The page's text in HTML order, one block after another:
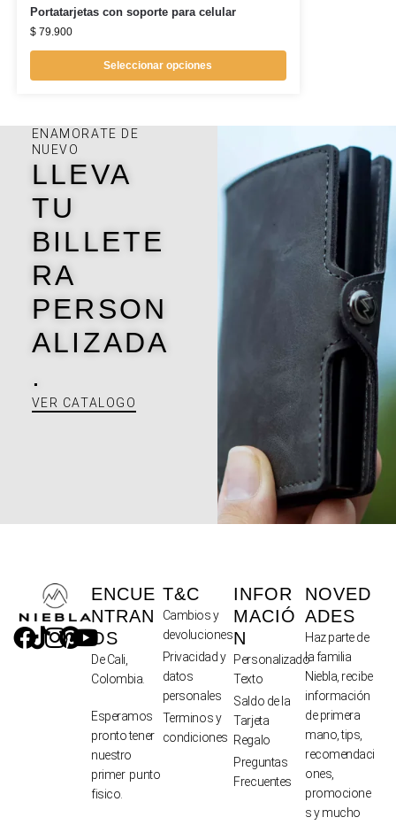
Portatarjetas con soporte para celular
$79.900
Seleccionar opciones
ENAMORATE DE
NUEVO
LLEVA
TU
BILLETE
RA
PERSON
ALIZADA
.
VER CATALOGO
ENCUE
NTRAN
OS
De Cali,
Colombia.
Esperamos
pronto tener
nuestro
primer punto
fisico.
T&C
Cambios y
devoluciones
Privacidad y
datos
personales
Terminos y
condiciones
INFOR
MACIÓ
N
Personalizado
Texto
Saldo de la
Tarjeta
Regalo
Preguntas
Frecuentes
NOVED
ADES
Haz parte de
la familia
Niebla, recibe
información
de primera
mano, tips,
recomendaci
ones,
promocione
s y mucho